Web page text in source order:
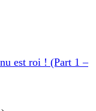
est roi ! (Part 1 –